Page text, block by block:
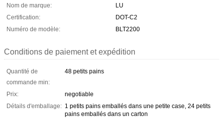
Nom de marque:
LU
Certification:
DOT-C2
Numéro de modèle:
BLT2200
Conditions de paiement et expédition
Quantité de
commande min:
48 petits pains
Prix:
negotiable
Détails d'emballage: 1 petits pains emballés dans une petite case, 24 petits
pains emballés dans un carton